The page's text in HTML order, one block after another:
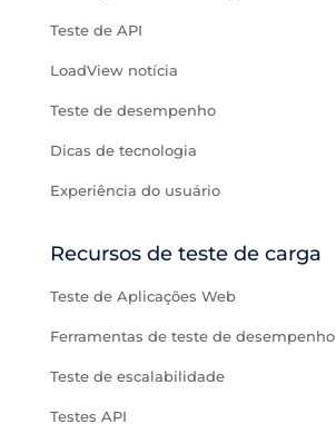
Teste de API
LoadView notícia
Teste de desempenho
Dicas de tecnologia
Experiência do usuário
Recursos de teste de carga
Teste de Aplicações Web
Ferramentas de teste de desempenho
Teste de escalabilidade
Testes API